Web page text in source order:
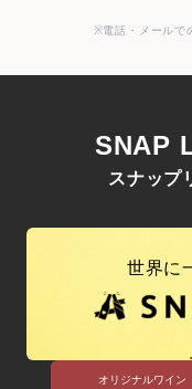
※電話・メールで
SNAP
スナップ
世界に
オリジナルワイン